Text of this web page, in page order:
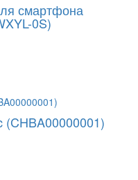
смартфона
0S)
(CHBA00000001)